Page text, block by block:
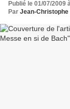
Publié le 01/07/2009
Par Jean-Christophe